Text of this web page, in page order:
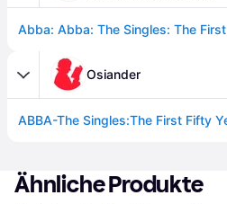
Osiander
ABBA-The Singles:The First Fifty
Ähnliche Produkte